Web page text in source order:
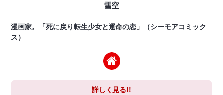
雪空
漫画家。「死に戻り転生少女と運命の恋」（シーモアコミック
ス）
詳しく見る!!